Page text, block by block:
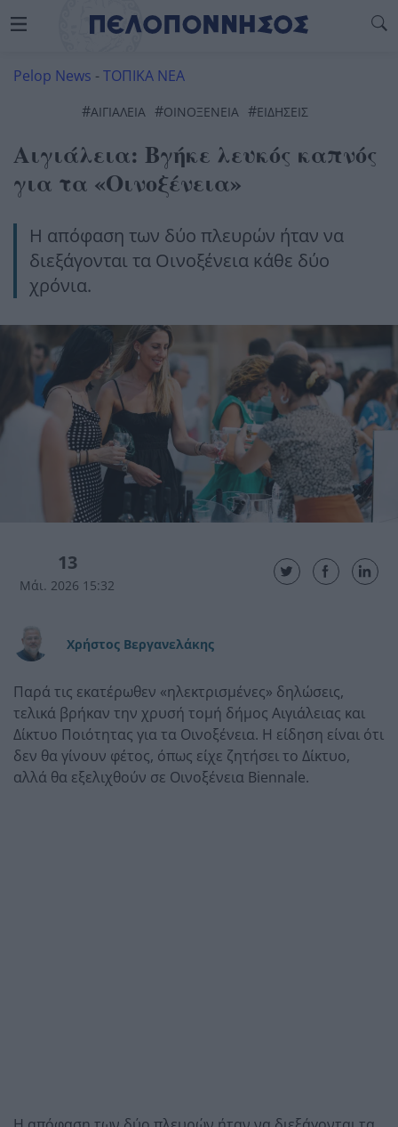
Pelop News -ΤΟΠΙΚΑ ΝΕΑ
#ΑΙΓΙΑΛΕΙΑ #ΟΙΝΟΞΕΝΕΙΑ #ΕΙΔΗΣΕΙΣ
Αιγιάλεια: Βγήκε λευκός καπνός
για τα «Οινοξένεια»
Η απόφαση των δύο πλευρών ήταν να
διεξάγονται τα Οινοξένεια κάθε δύο
χρόνια.
13
Μάι. 2026 15:32
Χρήστος Βεργανελάκης
Παρά τις εκατέρωθεν «ηλεκτρισμένες» δηλώσεις,
τελικά βρήκαν την χρυσή τομή δήμος Αιγιάλειας και
Δίκτυο Ποιότητας για τα Οινοξένεια. Η είδηση είναι ότι
δεν θα γίνουν φέτος, όπως είχε ζητήσει το Δίκτυο,
αλλά θα εξελιχθούν σε Οινοξένεια Biennale.